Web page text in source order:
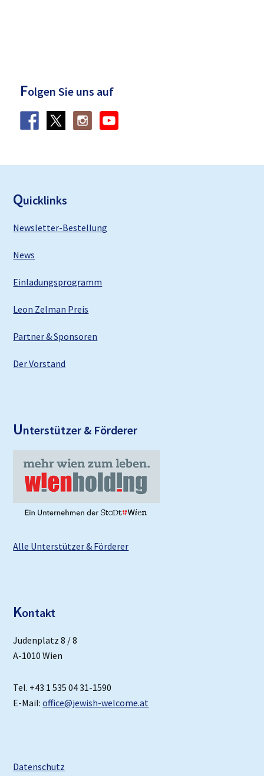
Folgen Sie uns auf
Quicklinks
Newsletter-Bestellung
News
Einladungsprogramm
Leon Zelman Preis
Partner & Sponsoren
Der Vorstand
Unterstützer & Förderer
Alle Unterstützer & Förderer
Kontakt
Judenplatz 8 / 8
A-1010 Wien
Tel. +43 1 535 04 31-1590
E-Mail:office@jewish-welcome.at
Datenschutz